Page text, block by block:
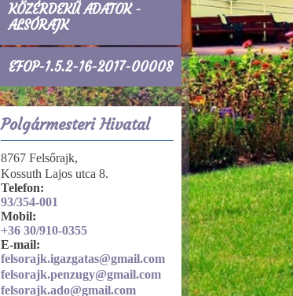
Gazdálkodási adatok
Működés, helyi rendeletek
Részletek
KÖZÉRDEKŰ ADATOK -
ALSÓRAJK
EFOP-1.5.2-16-2017-00008
Polgármesteri Hivatal
8767 Felsőrajk,
Kossuth Lajos utca 8.
Telefon:
93/354-001
Mobil:
+36 30/910-0355
E-mail:
felsorajk.igazgatas@gmail.com
felsorajk.penzugy@gmail.com
felsorajk.ado@gmail.com